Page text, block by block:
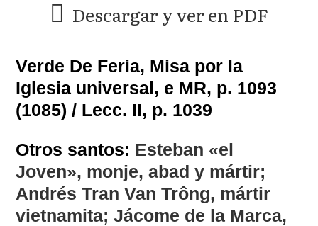
Descargar y ver en PDF
Verde De Feria, Misa por la
Iglesia universal, e MR, p. 1093
(1085) / Lecc. II, p. 1039
Otros santos: Esteban «el
Joven», monje, abad y mártir;
Andrés Tran Van Trông, mártir
vietnamita; Jácome de la Marca,